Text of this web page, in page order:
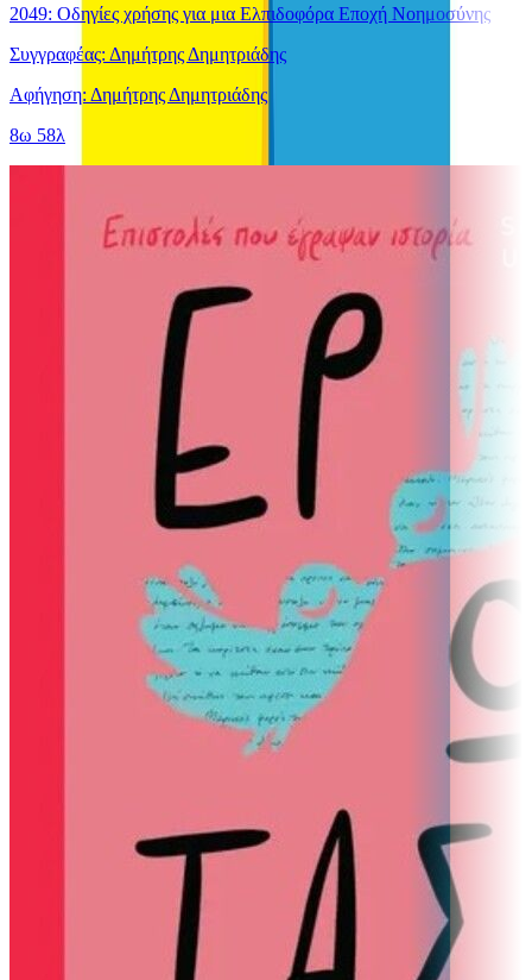
2049: Οδηγίες χρήσης για μια Ελπιδοφόρα Εποχή Νοημοσύνης
Συγγραφέας: Δημήτρης Δημητριάδης
Αφήγηση: Δημήτρης Δημητριάδης
8ω 58λ